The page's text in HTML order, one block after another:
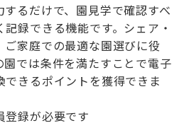
るだけで、園見学で確認すべ
録できる機能です。シェア・
ご家庭での最適な園選びに役
園では条件を満たすことで電子
できるポイントを獲得できま
録が必要です